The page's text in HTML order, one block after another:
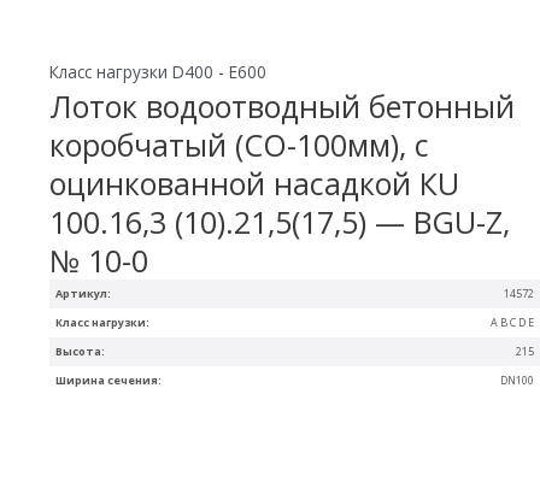
Артикул: 14572
Ширина сечения: DN100
Высота: 215
Класс нагрузки: A B C D E
Класс нагрузки D400 - E600
Лоток водоотводный бетонный
коробчатый (СО-100мм), с
оцинкованной насадкой КU
100.16,3 (10).21,5(17,5) — BGU-Z,
№ 10-0